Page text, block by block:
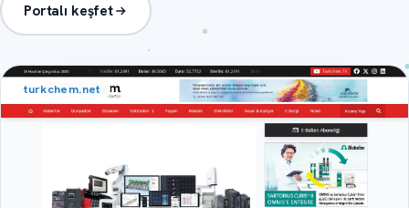
Portalı keşfet
turkchem.net